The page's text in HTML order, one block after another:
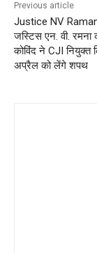
Previous article
Justice NV
जस्टिस एन. वी. रमना
कोविंद ने CJI नियुक्त
अप्रैल को लेंगे शपथ